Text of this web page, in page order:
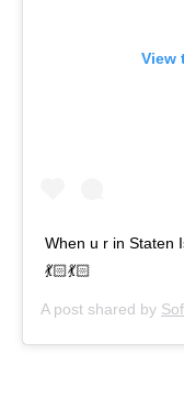
View
When u r in Staten
💃🏻💃🏻
A post shared by